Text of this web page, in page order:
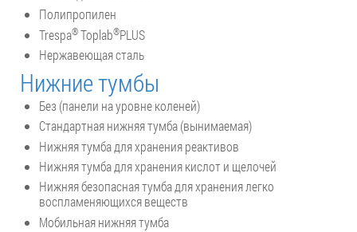
Полипропилен
Trespa®Toplab®PLUS
Нержавеющая сталь
Нижние тумбы
Без (панели на уровне коленей)
Стандартная нижняя тумба (вынимаемая)
Нижняя тумба для хранения реактивов
Нижняя тумба для хранения кислот и щелочей
Нижняя безопасная тумба для хранения легко
воспламеняющихся веществ
Мобильная нижняя тумба